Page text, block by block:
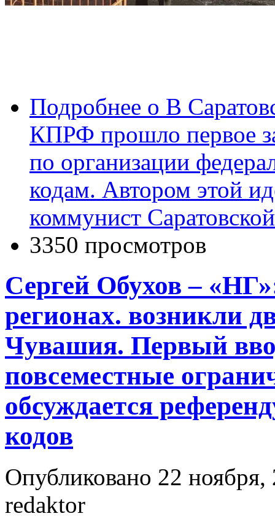
Подробнее о В
КПРФ прошло первое
по организации
кодам. Автором этой
коммунист
3350 просмотров
Сергей Обухов –
регионах. возникли
Чувашия. Первый
повсеместные
обсуждается
кодов
Опубликовано 22 ноября,
redaktor